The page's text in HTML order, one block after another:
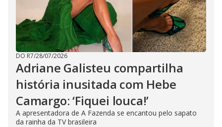
DO R7/28/07/2026
Adriane Galisteu compartilha
história inusitada com Hebe
Camargo: ‘Fiquei louca!’
A apresentadora de A Fazenda se encantou pelo sapato
da rainha da TV brasileira